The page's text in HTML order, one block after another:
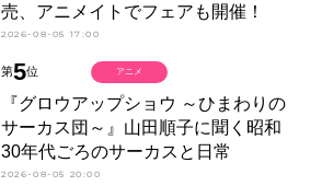
売、アニメイトでフェアも開催！
2026-08-05 17:00
第5位
『グロウアップショウ ～ひまわりの
サーカス団～』山田順子に聞く昭和
30年代ごろのサーカスと日常
2026-08-05 20:00
アニメ